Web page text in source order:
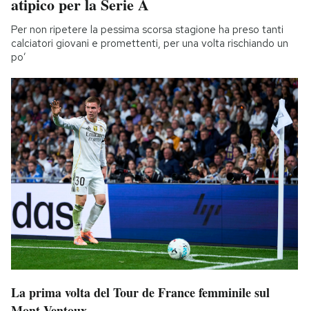
atipico per la Serie A
Per non ripetere la pessima scorsa stagione ha preso tanti
calciatori giovani e promettenti, per una volta rischiando un
po’
La prima volta del Tour de France femminile sul